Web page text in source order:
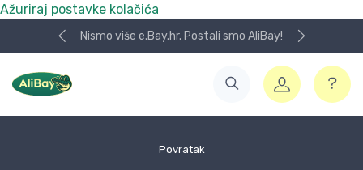
Ažuriraj postavke kolačića
Nismo više e.Bay.hr. Postali smo AliBay!
Povratak